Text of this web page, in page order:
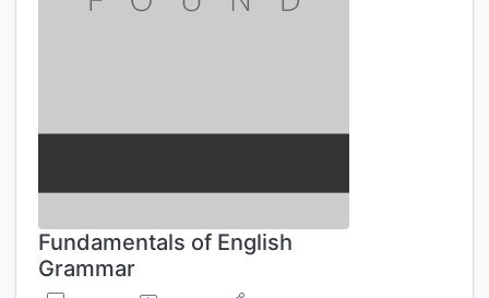
Fundamentals of English
Grammar